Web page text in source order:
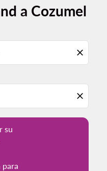
a Cozumel
close
close
su
su ruta (origen y / o